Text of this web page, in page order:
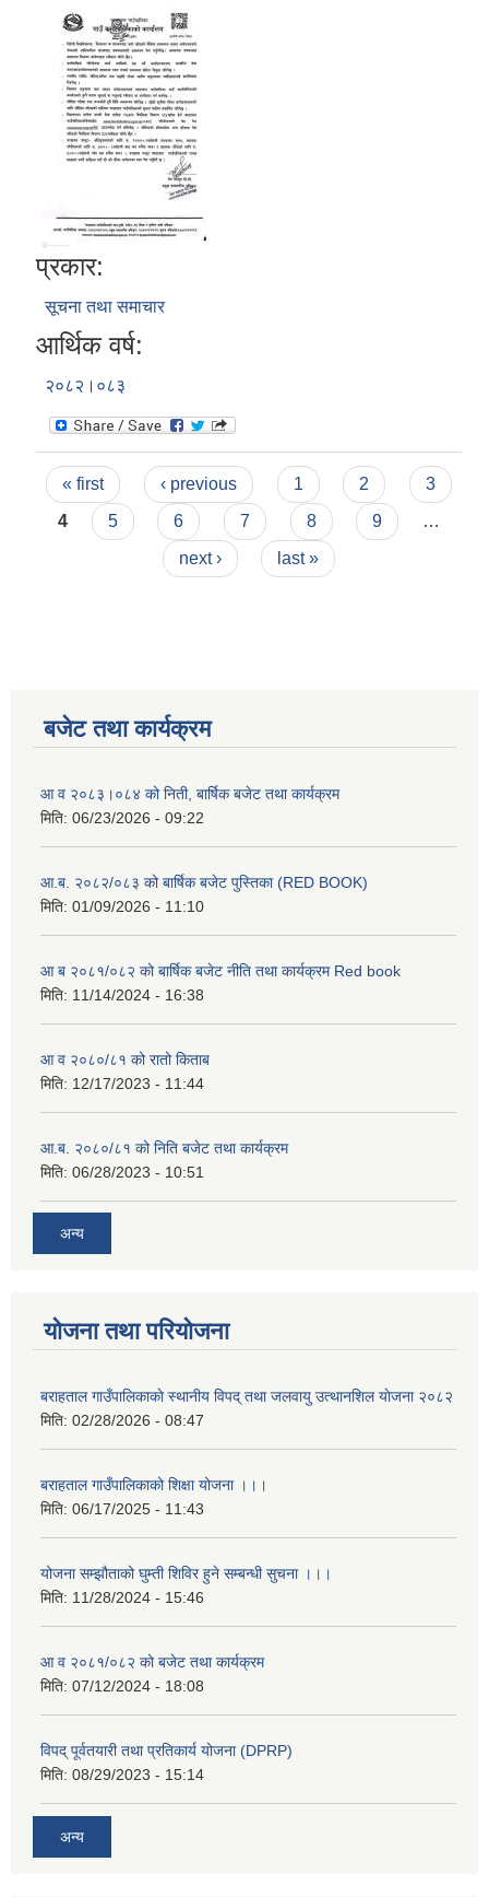
प्रकार:
सूचना तथा समाचार
आर्थिक वर्ष:
२०८२।०८३
Pages
« first ‹ previous 1 2
3
4
5 6 7 8 9
…
next ›
last »
बजेट तथा कार्यक्रम
आ व २०८३।०८४ को निती, बार्षिक बजेट तथा कार्यक्रम
मिति: 06/23/2026 - 09:22
आ.ब. २०८२/०८३ को बार्षिक बजेट पुस्तिका (RED BOOK)
मिति: 01/09/2026 - 11:10
आ ब २०८१/०८२ को बार्षिक बजेट नीति तथा कार्यक्रम Red book
मिति: 11/14/2024 - 16:38
आ व २०८०/८१ को रातो किताब
मिति: 12/17/2023 - 11:44
आ.ब. २०८०/८१ को निति बजेट तथा कार्यक्रम
मिति: 06/28/2023 - 10:51
अन्य
योजना तथा परियोजना
बराहताल गाउँपालिकाकाे स्थानीय विपद् तथा जलवायु उत्थानशिल याेजना २०८२
मिति: 02/28/2026 - 08:47
बराहताल गाउँपालिकाको शिक्षा योजना ।।।
मिति: 06/17/2025 - 11:43
योजना सम्झौताको घुम्ती शिविर हुने सम्बन्धी सुचना ।।।
मिति: 11/28/2024 - 15:46
आ व २०८१/०८२ को बजेट तथा कार्यक्रम
मिति: 07/12/2024 - 18:08
विपद् पूर्वतयारी तथा प्रतिकार्य योजना (DPRP)
मिति: 08/29/2023 - 15:14
अन्य